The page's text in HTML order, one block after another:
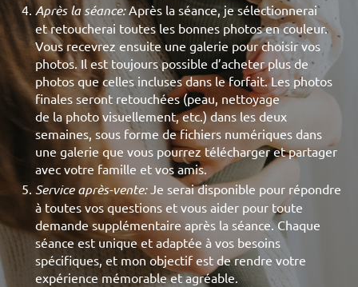
Après la séance:Après la séance, je sélectionnerai
et retoucherai toutes les bonnes photos en couleur.
Vous recevrez ensuite une galerie pour choisir vos
photos. Il est toujours possible d’acheter plus de
photos que celles incluses dans le forfait. Les photos
finales seront retouchées (peau, nettoyage
de la photo visuellement, etc.) dans les deux
semaines, sous forme de fichiers numériques dans
une galerie que vous pourrez télécharger et partager
avec votre famille et vos amis.
Service après-vente:Je serai disponible pour répondre
à toutes vos questions et vous aider pour toute
demande supplémentaire après la séance. Chaque
séance est unique et adaptée à vos besoins
spécifiques, et mon objectif est de rendre votre
expérience mémorable et agréable.